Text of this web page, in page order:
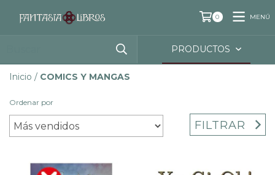
0 MENÚ
PRODUCTOS
Inicio / COMICS Y MANGAS
Ordenar por
FILTRAR